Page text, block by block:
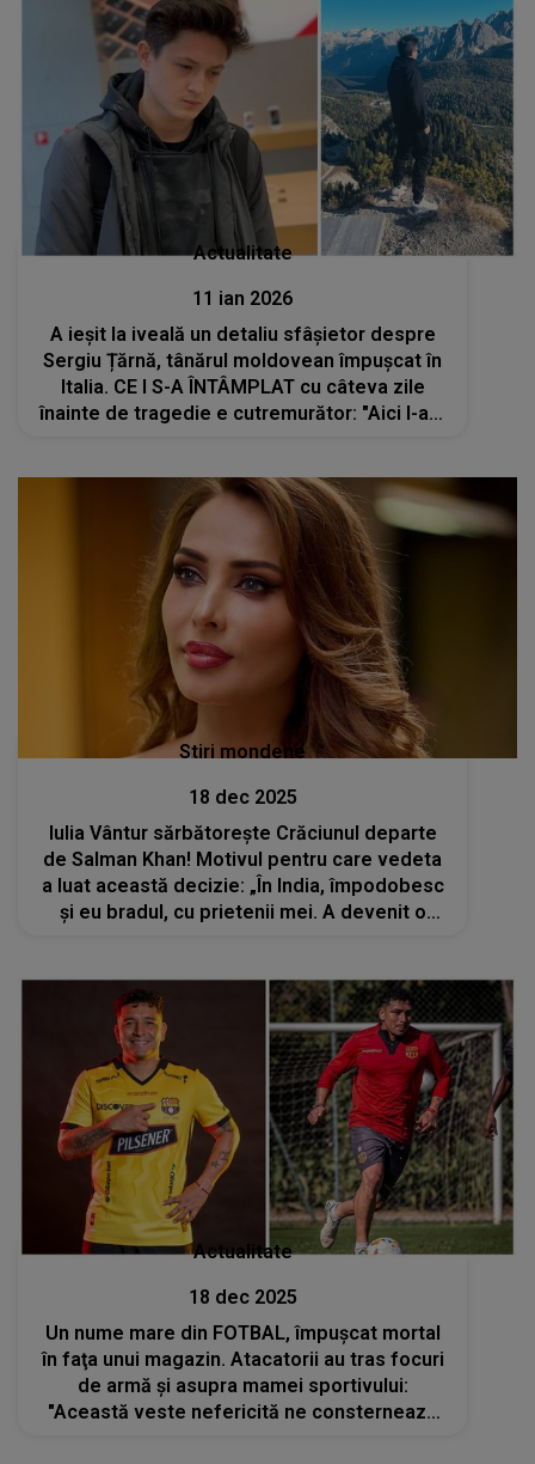
Actualitate
11 ian 2026
A ieșit la iveală un detaliu sfâșietor despre
Sergiu Țărnă, tânărul moldovean împușcat în
Italia. CE I S-A ÎNTÂMPLAT cu câteva zile
înainte de tragedie e cutremurător: "Aici l-am
Stiri mondene
18 dec 2025
Iulia Vântur sărbătorește Crăciunul departe
de Salman Khan! Motivul pentru care vedeta
a luat această decizie: „În India, împodobesc
și eu bradul, cu prietenii mei. A devenit o
Actualitate
18 dec 2025
Un nume mare din FOTBAL, împușcat mortal
în faţa unui magazin. Atacatorii au tras focuri
de armă şi asupra mamei sportivului:
"Această veste nefericită ne consternează